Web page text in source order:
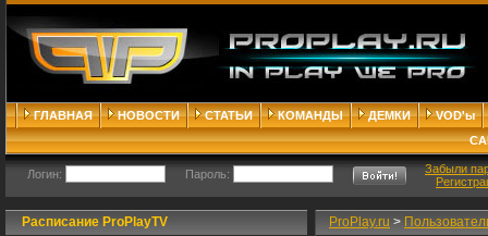
ГЛАВНАЯ НОВОСТИ СТАТЬИ КОМАНДЫ ДЕМКИ
VOD'ы
Логин: Пароль:
Забыли
Расписание ProPlayTV ProPlay.ru >